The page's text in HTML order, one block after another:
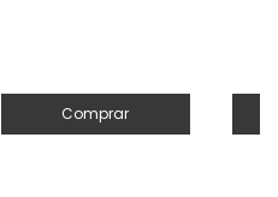
Comprar